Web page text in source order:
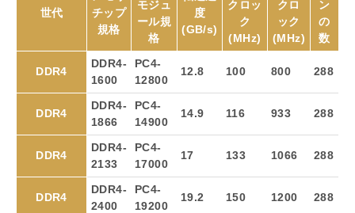
世代
チップ
規格
モジュ
ール規
格
度
(GB/s)
クロッ
ク
(MHz)
クロ
ック
(MHz)
ン
の
数
DDR4
DDR4-
1600
PC4-
12800
12.8 100 800 288
DDR4
DDR4-
1866
PC4-
14900
14.9 116 933 288
DDR4
DDR4-
2133
PC4-
17000
17 133 1066 288
DDR4
DDR4-
2400
PC4-
19200
19.2 150 1200 288